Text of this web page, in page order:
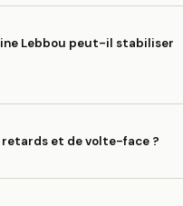
Lebbou peut-il stabiliser
et de volte-face ?